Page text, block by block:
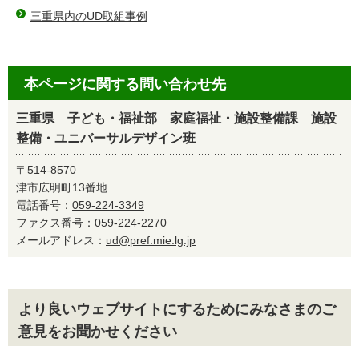
三重県内のUD取組事例
本ページに関する問い合わせ先
三重県 子ども・福祉部 家庭福祉・施設整備課 施設
整備・ユニバーサルデザイン班
〒514-8570
津市広明町13番地
電話番号： 059-224-3349
ファクス番号：059-224-2270
メールアドレス： ud@pref.mie.lg.jp
より良いウェブサイトにするためにみなさまのご
意見をお聞かせください